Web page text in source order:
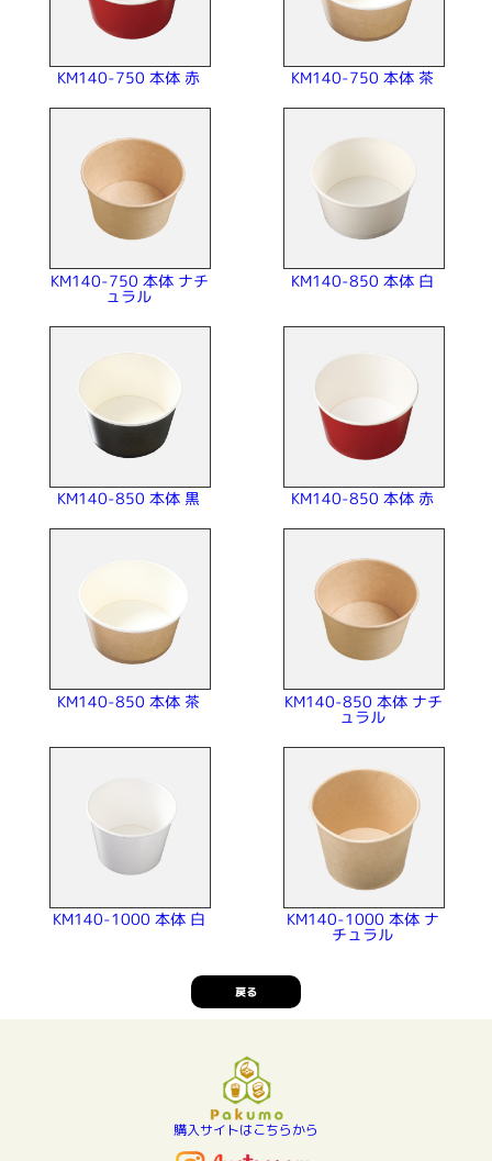
KM140-750 本体 赤 KM140-750 本体 茶
KM140-750 本体 ナチ
ュラル
KM140-850 本体 白
KM140-850 本体 黒 KM140-850 本体 赤
KM140-850 本体 茶 KM140-850 本体 ナチ
ュラル
KM140-1000 本体 白 KM140-1000 本体 ナ
チュラル
戻る
購入サイトはこちらから